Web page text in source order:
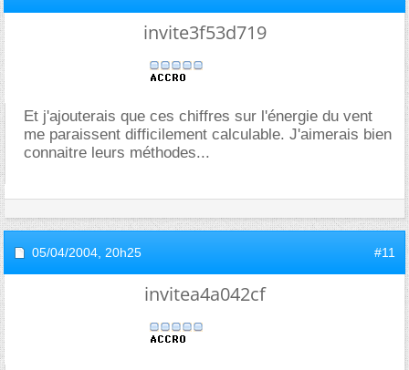
invite3f53d719
Et j'ajouterais que ces chiffres sur l'énergie du vent
me paraissent difficilement calculable. J'aimerais bien
connaitre leurs méthodes...
05/04/2004, 20h25 #11
invitea4a042cf